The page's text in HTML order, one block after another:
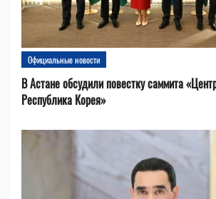
Официальные новости
В Астане обсудили повестку саммита
Республика Корея»